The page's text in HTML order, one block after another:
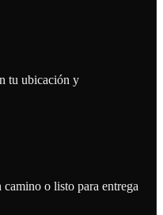
tu ubicación y
camino o listo para entrega